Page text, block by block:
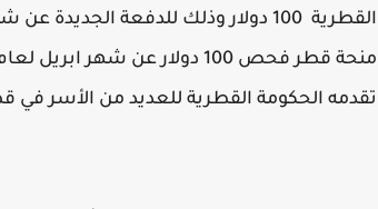
تقدمه الحكومة القطرية للعديد من الأسر في